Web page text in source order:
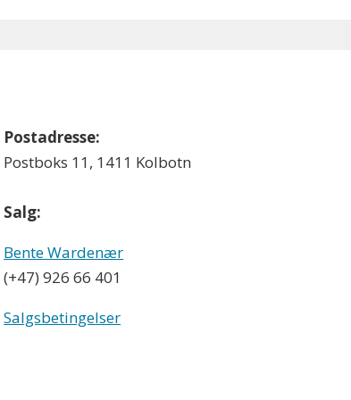
Postadresse:
Postboks 11, 1411 Kolbotn
Salg:
Bente Wardenær
(+47) 926 66 401
Salgsbetingelser